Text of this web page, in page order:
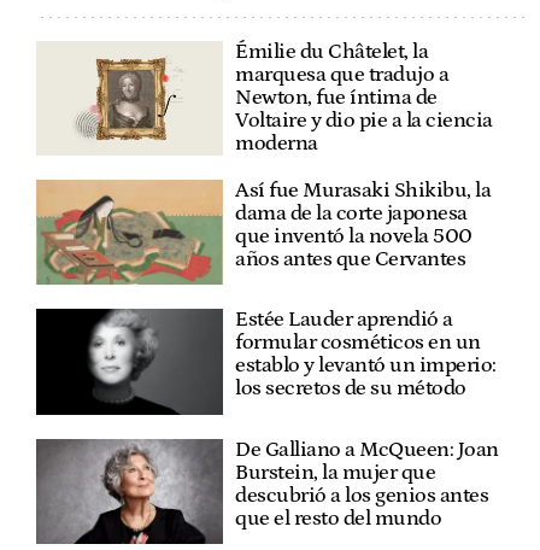
Émilie du Châtelet, la
marquesa que tradujo a
Newton, fue íntima de
Voltaire y dio pie a la ciencia
moderna
Así fue Murasaki Shikibu, la
dama de la corte japonesa
que inventó la novela 500
años antes que Cervantes
Estée Lauder aprendió a
formular cosméticos en un
establo y levantó un imperio:
los secretos de su método
De Galliano a McQueen: Joan
Burstein, la mujer que
descubrió a los genios antes
que el resto del mundo